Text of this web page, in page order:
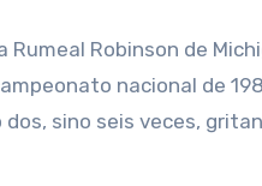
Rumeal Robinson de
nacional de
dos, sino seis veces,